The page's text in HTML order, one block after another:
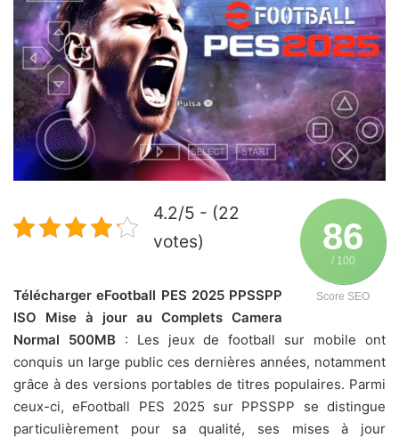
86
/ 100
Score SEO
4.2/5 - (22
votes)
Télécharger eFootball PES 2025 PPSSPP
ISO Mise à jour au Complets Camera
Normal 500MB : Les jeux de football sur mobile ont
conquis un large public ces dernières années, notamment
grâce à des versions portables de titres populaires. Parmi
ceux-ci, eFootball PES 2025 sur PPSSPP se distingue
particulièrement pour sa qualité, ses mises à jour